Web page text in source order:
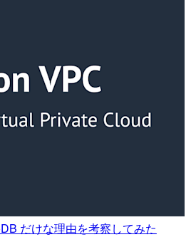
だけな理由を考察してみた